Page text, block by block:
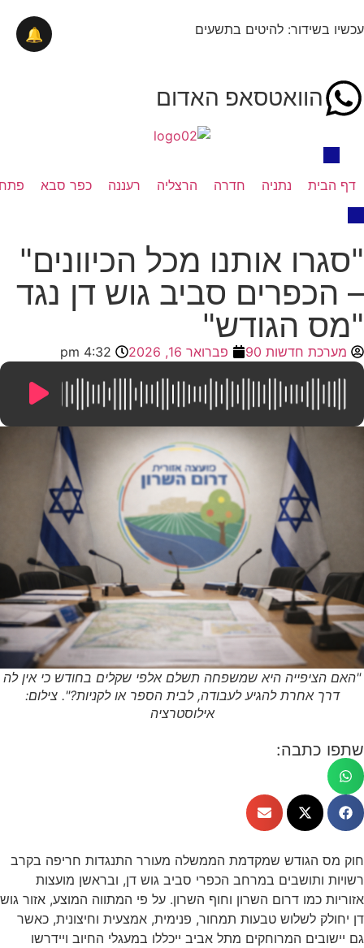
עכשיו בשידור: להיטים בתשעים
הוואטסאפ האדום
דף הבית נתניה חדרה הרצליה רעננה כפר סבא
"סגרו אותנו מכל הכיוונים"
– הכפרים סביב גוש דן נגד
"מס הגודש"
מערכת חדשות 90 פברואר 16, 2026 4:32 pm
0:00
/
"האם הציפייה היא שמשפחה תשלם אלפי שקלים בחודש כי אין לה
דרך אחרת להגיע לעבודה, לבית הספר או לקניות?". צילום:
אילוסטרציה
שתפו כתבה:
חוק מס הגודש שמקדמת הממשלה מעורר התנגדות חריפה בקרב
רשויות ותושבים במרחב הכפרי סביב גוש דן, ובראשן מועצות
אזוריות כמו דרום השרון וחוף השרון. על פי המתווה המוצע, אזור גוש
דן יחולק לשלוש טבעות תמחור, פנימית, אמצעית וחיצונית, כאשר
גם יישובים המרוחקים מתל אביב ייכללו במעגלי החיוב ויידרשו
🔔